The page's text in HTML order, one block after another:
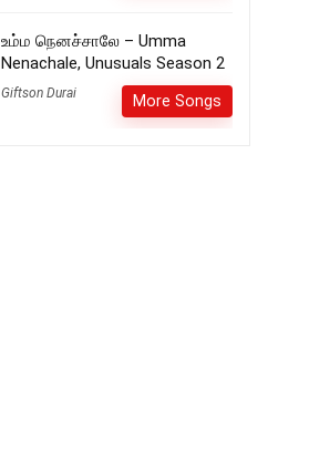
உம்ம நெனச்சாலே – Umma
Nenachale, Unusuals Season 2
Giftson Durai More Songs